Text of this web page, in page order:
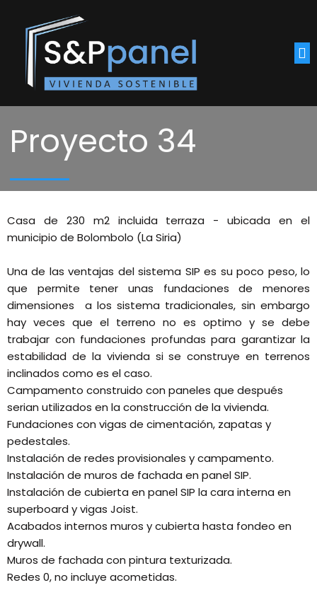
Proyecto 34
Casa de 230 m2 incluida terraza - ubicada en el
municipio de Bolombolo (La Siria)
Una de las ventajas del sistema SIP es su poco peso, lo
que permite tener unas fundaciones de menores
dimensiones a los sistema tradicionales, sin embargo
hay veces que el terreno no es optimo y se debe
trabajar con fundaciones profundas para garantizar la
estabilidad de la vivienda si se construye en terrenos
inclinados como es el caso.
Campamento construido con paneles que después
serian utilizados en la construcción de la vivienda.
Fundaciones con vigas de cimentación, zapatas y
pedestales.
Instalación de redes provisionales y campamento.
Instalación de muros de fachada en panel SIP.
Instalación de cubierta en panel SIP la cara interna en
superboard y vigas Joist.
Acabados internos muros y cubierta hasta fondeo en
drywall.
Muros de fachada con pintura texturizada.
Redes 0, no incluye acometidas.